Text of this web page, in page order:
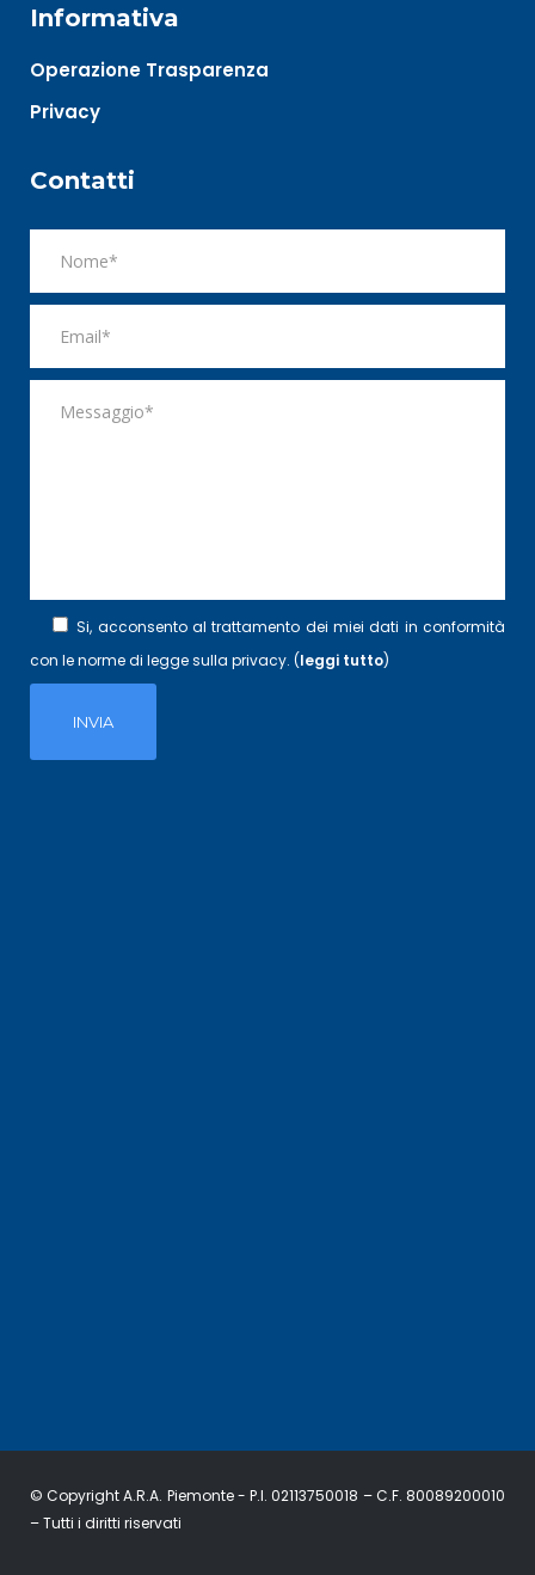
Informativa
Operazione Trasparenza
Privacy
Contatti
Si, acconsento al trattamento dei miei dati in conformità
con le norme di legge sulla privacy. (leggi tutto)
© Copyright A.R.A. Piemonte - P.I. 02113750018 – C.F. 80089200010
– Tutti i diritti riservati